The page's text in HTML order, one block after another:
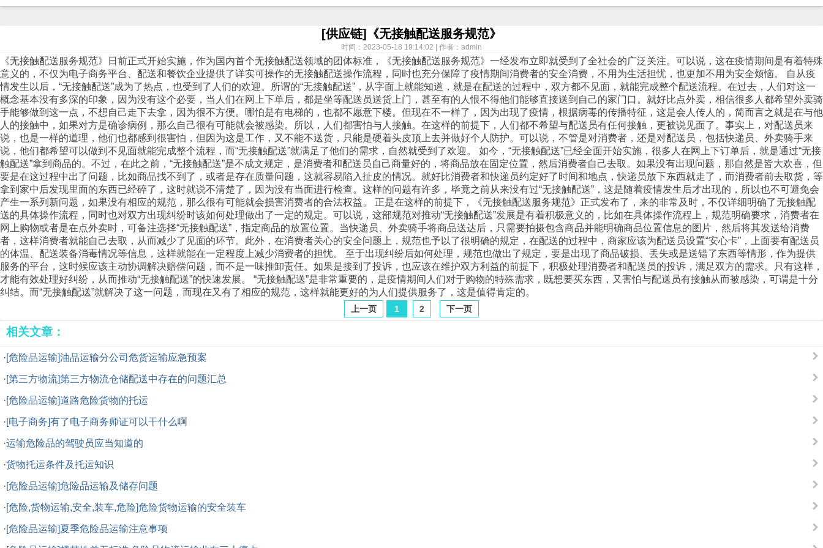
[供应链]《无接触配送服务规范》
时间：2023-05-18 19:14:02 | 作者：admin
《无接触配送服务规范》日前正式开始实施，作为国内首个无接触配送领域的团体标准，《无接触配送服务规范》一经发布立即就受到了全社会的广泛关注。可以说，这在疫情期间是有着特殊
意义的，不仅为电子商务平台、配送和餐饮企业提供了详实可操作的无接触配送操作流程，同时也充分保障了疫情期间消费者的安全消费，不用为生活担忧，也更加不用为安全烦恼。 自从疫
情发生以后，“无接触配送”成为了热点，也受到了人们的欢迎。所谓的“无接触配送”，从字面上就能知道，就是在配送的过程中，双方都不见面，就能完成整个配送流程。在过去，人们对这一
概念基本没有多深的印象，因为没有这个必要，当人们在网上下单后，都是坐等配送员送货上门，甚至有的人恨不得他们能够直接送到自己的家门口。就好比点外卖，相信很多人都希望外卖骑
手能够做到这一点，不想自己走下去拿，因为很不方便。哪怕是有电梯的，也都不愿意下楼。但现在不一样了，因为出现了疫情，根据病毒的传播特征，这是会人传人的，简而言之就是在与他
人的接触中，如果对方是确诊病例，那么自己很有可能就会被感染。所以，人们都害怕与人接触。在这样的前提下，人们都不希望与配送员有任何接触，更被说见面了。事实上，对配送员来
说，也是一样的道理，他们也都感到很害怕，但因为这是工作，又不能不送货，只能是硬着头皮顶上去并做好个人防护。可以说，不管是对消费者，还是对配送员，包括快递员、外卖骑手来
说，他们都希望可以做到不见面就能完成整个流程，而“无接触配送”就满足了他们的需求，自然就受到了欢迎。 如今，“无接触配送”已经全面开始实施，很多人在网上下订单后，就是通过“无接
触配送”拿到商品的。不过，在此之前，“无接触配送”是不成文规定，是消费者和配送员自己商量好的，将商品放在固定位置，然后消费者自己去取。如果没有出现问题，那自然是皆大欢喜，但
要是在这过程中出了问题，比如商品找不到了，或者是存在质量问题，这就容易陷入扯皮的情况。就好比消费者和快递员约定好了时间和地点，快递员放下东西就走了，而消费者前去取货，等
拿到家中后发现里面的东西已经碎了，这时就说不清楚了，因为没有当面进行检查。这样的问题有许多，毕竟之前从来没有过“无接触配送”，这是随着疫情发生后才出现的，所以也不可避免会
产生一系列新问题，如果没有相应的规范，那么很有可能就会损害消费者的合法权益。 正是在这样的前提下，《无接触配送服务规范》正式发布了，来的非常及时，不仅详细明确了无接触配
送的具体操作流程，同时也对双方出现纠纷时该如何处理做出了一定的规定。可以说，这部规范对推动“无接触配送”发展是有着积极意义的，比如在具体操作流程上，规范明确要求，消费者在
网上购物或者是在点外卖时，可备注选择“无接触配送”，指定商品的放置位置。当快递员、外卖骑手将商品送达后，只需要拍摄包含商品并能明确商品位置信息的图片，然后将其发送给消费
者，这样消费者就能自己去取，从而减少了见面的环节。此外，在消费者关心的安全问题上，规范也予以了很明确的规定，在配送的过程中，商家应该为配送员设置“安心卡”，上面要有配送员
的体温、配送装备消毒情况等信息，这样就能在一定程度上减少消费者的担忧。 至于出现纠纷后如何处理，规范也做出了规定，要是出现了商品破损、丢失或是送错了东西等情形，作为提供
服务的平台，这时候应该主动协调解决赔偿问题，而不是一味推卸责任。如果是接到了投诉，也应该在维护双方利益的前提下，积极处理消费者和配送员的投诉，满足双方的需求。只有这样，
才能有效处理好纠纷，从而推动“无接触配送”的快速发展。 “无接触配送”是非常重要的，是疫情期间人们对于购物的特殊需求，既想要买东西，又害怕与配送员有接触从而被感染，可谓是十分
纠结。而“无接触配送”就解决了这一问题，而现在又有了相应的规范，这样就能更好的为人们提供服务了，这是值得肯定的。
上一页 1 2 下一页
相关文章：
·[危险品运输]油品运输分公司危货运输应急预案
·[第三方物流]第三方物流仓储配送中存在的问题汇总
·[危险品运输]道路危险货物的托运
·[电子商务]有了电子商务师证可以干什么啊
·运输危险品的驾驶员应当知道的
·货物托运条件及托运知识
·[危险品运输]危险品运输及储存问题
·[危险,货物运输,安全,装车,危险]危险货物运输的安全装车
·[危险品运输]夏季危险品运输注意事项